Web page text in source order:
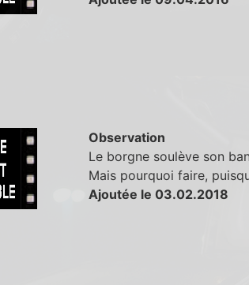
Observation
Le borgne soulève son
Mais pourquoi faire,
Ajoutée le 03.02.2018